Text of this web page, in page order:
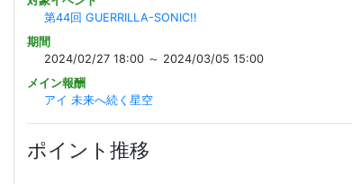
第44回 GUERRILLA-SONIC!!
期間
2024/02/27 18:00 ～ 2024/03/05 15:00
メイン報酬
アイ 未来へ続く星空
ポイント推移